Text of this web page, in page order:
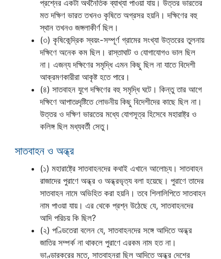
প্রশ্নের একটা অর্থনৈতিক ব্যাখ্যা পাওয়া যায়। উত্তর ভারতের
মত দক্ষিণ ভারত তখনও কৃষিতে অগ্রসর হয়নি। দক্ষিণের বহু
স্থান তখনও জঙ্গলাকীর্ণ ছিল।
(৩) কৃষিকেন্দ্রিক স্বয়ং-সম্পূর্ণ গ্রামের সংখ্যা উত্তরের তুলনায়
দক্ষিণে অনেক কম ছিল। রাস্তাঘাট ও যোগাযোগও ভাল ছিল
না। এজন্য দক্ষিণের সমৃদ্ধি এমন কিছু ছিল না যাতে বিদেশী
আক্রমণকারীরা আকৃষ্ট হতে পারে।
(৪) সাতবাহন যুগে দক্ষিণের বহু সমৃদ্ধি ঘটে। কিন্তু তার আগে
দক্ষিণে আপাতঃদৃষ্টিতে লোভনীয় কিছু বিদেশীদের কাছে ছিল না।
উত্তর ও দক্ষিণ ভারতের মধ্যে যোগসূত্র হিসেবে মহারাষ্ট্র ও
কলিঙ্গ ছিল মধ্যবর্তী সেতু।
সাতবাহন ও অন্ধ্র
(১) মহারাষ্ট্রে সাতবাহনদের কথাই এখানে আলোচ্য। সাতবাহন
রাজাদের পুরাণে অন্ধ্র ও অন্ধ্রভৃত্য বলা হয়েছে। পুরাণে তাদের
সাতবাহন নামে অভিহিত করা হয়নি। তবে শিলালিপিতে সাতবাহন
নাম পাওয়া যায়। এর থেকে প্রশ্ন উঠেছে যে, সাতবাহনদের
আদি পরিচয় কি ছিল?
(২) পণ্ডিতেরা বলেন যে, সাতবাহনদের সঙ্গে আদিতে অন্ধ্র
জাতির সম্পর্ক না থাকলে পুরাণে এরকম নাম হত না।
ভাণ্ডারকরের মতে, সাতবাহনরা ছিল আদিতে অন্ধ্র দেশের